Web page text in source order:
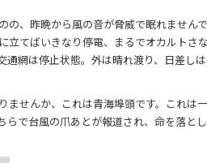
、昨晩から風の音が脅威で眠れません
立てばいきなり停電、まるでオカルトさ
網は停止状態。外は晴れ渡り、日差し
ませんか、これは青海埠頭です。これは
らで台風の爪あとが報道され、命を落と